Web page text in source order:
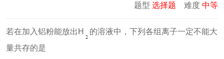
题型 选择题 难度 中等
若在加入铝粉能放出H
的溶液中，下列各组离子一定不能大
量共存的是